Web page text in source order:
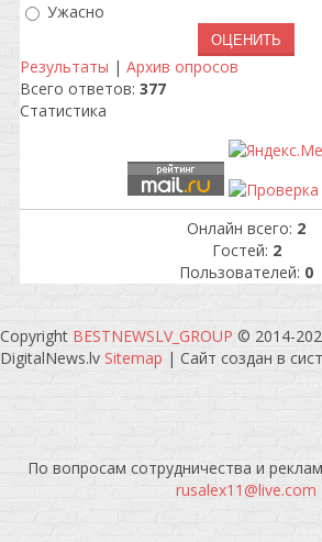
Ужасно
Результаты | Архив опросов
Всего ответов: 377
Статистика
Онлайн всего: 2
Гостей: 2
Пользователей: 0
Copyright BESTNEWSLV_GROUP © 2014-
DigitalNews.lv Sitemap | Сайт создан в
По вопросам сотрудничества и
rusalex11@live.com